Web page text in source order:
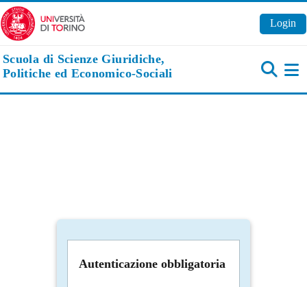
Vai al contenuto principale
Login
Scuola di Scienze Giuridiche,
Politiche ed Economico-Sociali
Autenticazione obbligatoria